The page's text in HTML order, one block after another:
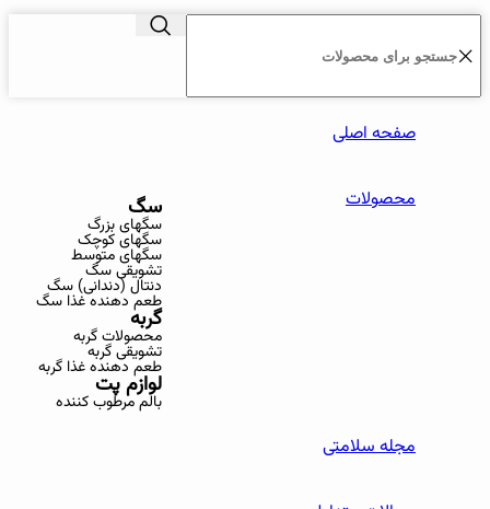
صفحه اصلی
محصولات سگ
سگهای بزرگ
سگهای کوچک
سگهای متوسط
تشویقی سگ
دنتال (دندانی) سگ
طعم دهنده غذا سگ
گربه
محصولات گربه
تشویقی گربه
طعم دهنده غذا گربه
لوازم پت
بالم مرطوب کننده
مجله سلامتی